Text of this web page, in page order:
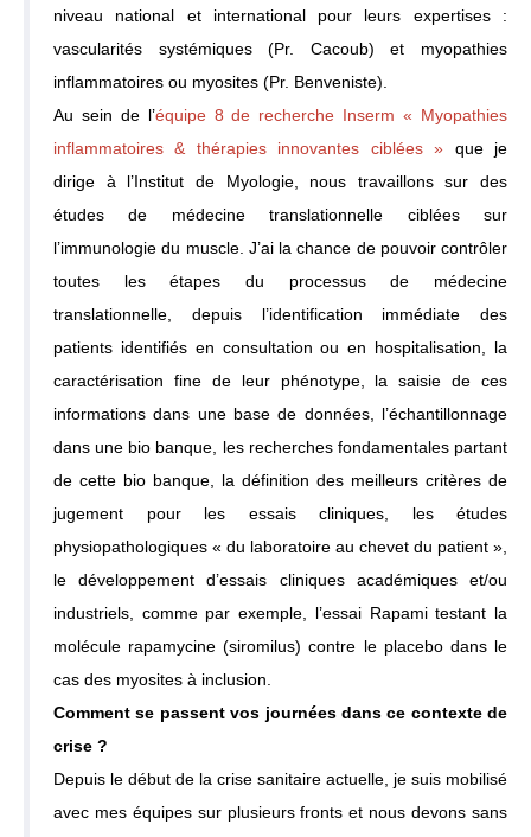
niveau national et international pour leurs expertises :
vascularités systémiques (Pr. Cacoub) et myopathies
inflammatoires ou myosites (Pr. Benveniste).
Au sein de l’équipe 8 de recherche Inserm « Myopathies
inflammatoires & thérapies innovantes ciblées » que je
dirige à l’Institut de Myologie, nous travaillons sur des
études de médecine translationnelle ciblées sur
l’immunologie du muscle. J’ai la chance de pouvoir contrôler
toutes les étapes du processus de médecine
translationnelle, depuis l’identification immédiate des
patients identifiés en consultation ou en hospitalisation, la
caractérisation fine de leur phénotype, la saisie de ces
informations dans une base de données, l’échantillonnage
dans une bio banque, les recherches fondamentales partant
de cette bio banque, la définition des meilleurs critères de
jugement pour les essais cliniques, les études
physiopathologiques « du laboratoire au chevet du patient »,
le développement d’essais cliniques académiques et/ou
industriels, comme par exemple, l’essai Rapami testant la
molécule rapamycine (siromilus) contre le placebo dans le
cas des myosites à inclusion.
Comment se passent vos journées dans ce contexte de
crise ?
Depuis le début de la crise sanitaire actuelle, je suis mobilisé
avec mes équipes sur plusieurs fronts et nous devons sans